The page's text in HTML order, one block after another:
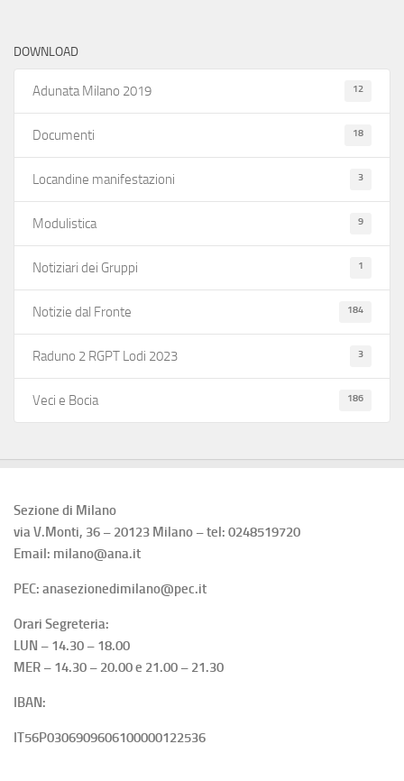
DOWNLOAD
Adunata Milano 2019 12
Documenti 18
Locandine manifestazioni 3
Modulistica 9
Notiziari dei Gruppi 1
Notizie dal Fronte 184
Raduno 2 RGPT Lodi 2023 3
Veci e Bocia 186
Sezione di Milano
via V.Monti, 36 – 20123 Milano – tel: 0248519720
Email: milano@ana.it
PEC: anasezionedimilano@pec.it
Orari Segreteria:
LUN – 14.30 – 18.00
MER – 14.30 – 20.00 e 21.00 – 21.30
IBAN:
IT56P0306909606100000122536